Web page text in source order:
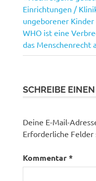
Beitrag:
Einrichtungen /
ungeborener Kinder
Nächster
Beitrag:
WHO ist eine
das Menschenrecht
SCHREIBE
Deine E-Mail-
Erforderliche
Kommentar*